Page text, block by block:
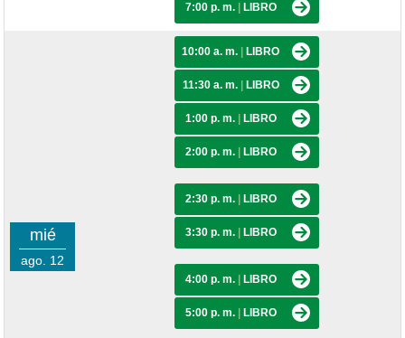
7:00 p. m. LIBRO
mié
ago. 12
10:00 a. m. LIBRO
11:30 a. m. LIBRO
1:00 p. m. LIBRO
2:00 p. m. LIBRO
2:30 p. m. LIBRO
3:30 p. m. LIBRO
4:00 p. m. LIBRO
5:00 p. m. LIBRO